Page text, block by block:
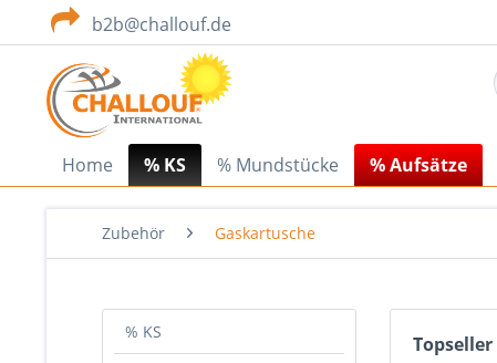
b2b@challouf.de
Home % KS % Mundstücke % Aufsätze
Zubehör Gaskartusche
% KS
Topseller